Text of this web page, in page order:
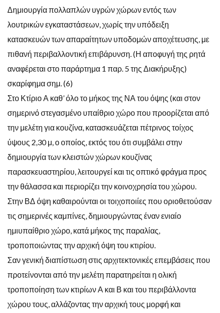
Δημιουργία πολλαπλών υγρών χώρων εντός των
λουτρικών εγκαταστάσεων, χωρίς την υπόδειξη
κατασκευών των απαραίτητων υποδομών αποχέτευσης, με
πιθανή περιβαλλοντική επιβάρυνση. (Η αποφυγή της ρητά
αναφέρεται στο παράρτημα 1 παρ. 5 της Διακήρυξης)
σκαρίφημα σημ. (6)
Στο Κτίριο Α καθ’ όλο το μήκος της ΝΑ του όψης (και στον
σημερινό στεγασμένο υπαίθριο χώρο που προορίζεται από
την μελέτη για κουζίνα, κατασκευάζεται πέτρινος τοίχος
ύψους 2,30 μ, ο οποίος, εκτός του ότι συμβάλει στην
δημιουργία των κλειστών χώρων κουζίνας
παρασκευαστηρίου, λειτουργεί και τις οπτικό φράγμα προς
την θάλασσα και περιορίζει την κοινοχρησία του χώρου.
Στην ΒΔ όψη καθαιρούνται οι τοιχοποιίες που οριοθετούσαν
τις σημερινές καμπίνες, δημιουργώντας έναν ενιαίο
ημιυπαίθριο χώρο, κατά μήκος της παραλίας,
τροποποιώντας την αρχική όψη του κτιρίου.
Σαν γενική διαπίστωση στις αρχιτεκτονικές επεμβάσεις που
προτείνονται από την μελέτη παρατηρείται η ολική
τροποποίηση των κτιρίων Α και Β και του περιβάλλοντα
χώρου τους, αλλάζοντας την αρχική τους μορφή και